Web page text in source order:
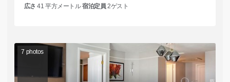
広さ 41 平方メートル宿泊定員 2ゲスト
7 photos